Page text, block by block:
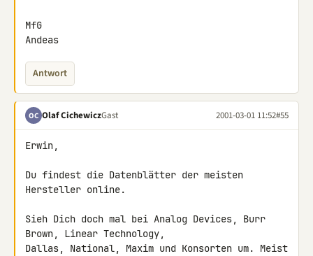
MfG
Andeas
Antwort
OC Olaf CichewiczGast 2001-03-01 11:52#55
Erwin,
Du findest die Datenblätter der meisten
Hersteller online.
Sieh Dich doch mal bei Analog Devices, Burr
Brown, Linear Technology,
Dallas, National, Maxim und Konsorten um. Meist